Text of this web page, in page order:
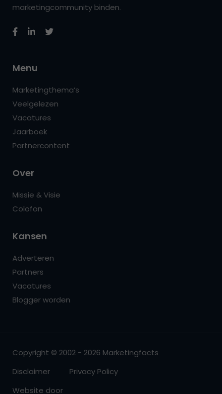
marketingcommunity binden.
Menu
Marketingthema’s
Veelgelezen
Vacatures
Jaarboek
Partnercontent
Over
Missie & Visie
Colofon
Kansen
Adverteren
Partners
Vacatures
Blogger worden
Copyright © 2002 - 2026 Marketingfacts
Disclaimer
Privacy Policy
Website door